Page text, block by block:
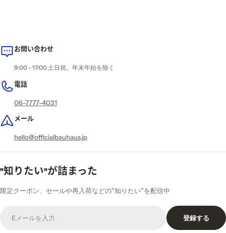
お問い合わせ
9:00 - 17:00 土日祝、年末年始を除く
電話
06-7777-4031
メール
hello@officialbauhaus.jp
"知りたい"が詰まった
限定クーポン、セールや再入荷などの”知りたい”を配信中
登録する